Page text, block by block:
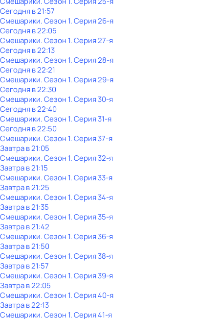
Сегодня в 21:57
Смешарики. Сезон 1. Серия 26-я
Сегодня в 22:05
Смешарики. Сезон 1. Серия 27-я
Сегодня в 22:13
Смешарики. Сезон 1. Серия 28-я
Сегодня в 22:21
Смешарики. Сезон 1. Серия 29-я
Сегодня в 22:30
Смешарики. Сезон 1. Серия 30-я
Сегодня в 22:40
Смешарики. Сезон 1. Серия 31-я
Сегодня в 22:50
Смешарики. Сезон 1. Серия 37-я
Завтра в 21:05
Смешарики. Сезон 1. Серия 32-я
Завтра в 21:15
Смешарики. Сезон 1. Серия 33-я
Завтра в 21:25
Смешарики. Сезон 1. Серия 34-я
Завтра в 21:35
Смешарики. Сезон 1. Серия 35-я
Завтра в 21:42
Смешарики. Сезон 1. Серия 36-я
Завтра в 21:50
Смешарики. Сезон 1. Серия 38-я
Завтра в 21:57
Смешарики. Сезон 1. Серия 39-я
Завтра в 22:05
Смешарики. Сезон 1. Серия 40-я
Завтра в 22:13
Смешарики. Сезон 1. Серия 41-я